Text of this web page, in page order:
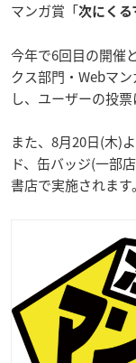
マンガ賞「次にく
今年で6回目の開催
クス部門・Webマ
し、ユーザーの投
また、8月20日(木)
ド、缶バッジ(一部
書店で実施されます。